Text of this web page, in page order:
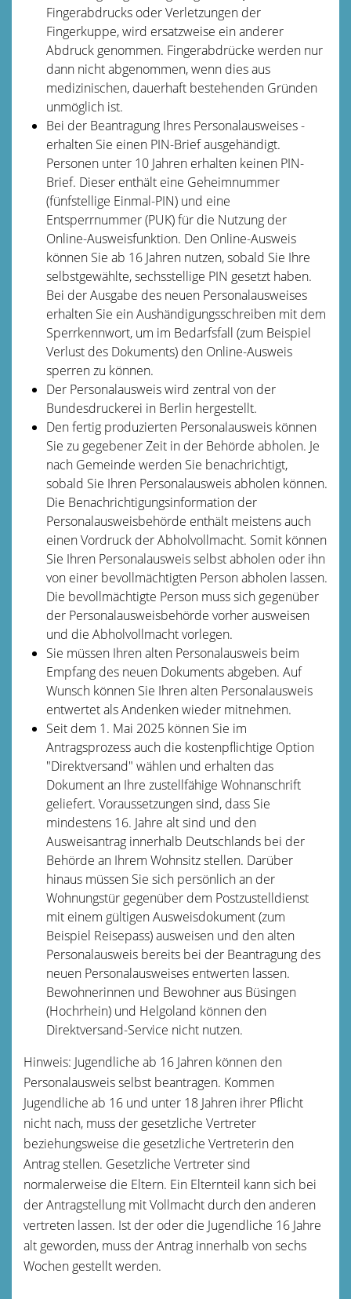
Fingerabdrucks oder Verletzungen der
Fingerkuppe, wird ersatzweise ein anderer
Abdruck genommen. Fingerabdrücke werden nur
dann nicht abgenommen, wenn dies aus
medizinischen, dauerhaft bestehenden Gründen
unmöglich ist.
Bei der Beantragung IhresPersonalausweises-
erhalten Sie einen PIN-Briefausgehändigt.
Personen unter 10 Jahren erhalten keinen PIN-
Brief. Dieser enthält eine Geheimnummer
(fünfstellige Einmal-PIN) und eine
Entsperrnummer (PUK)für die Nutzung der
Online-Ausweisfunktion. Den Online-Ausweis
können Sie ab 16 Jahren nutzen, sobald Sie Ihre
selbstgewählte, sechsstellige PIN gesetzt haben.
Bei der Ausgabe des neuen Personalausweises
erhalten Sie ein Aushändigungsschreiben mit dem
Sperrkennwort, um im Bedarfsfall (zum Beispiel
Verlust des Dokuments) den Online-Ausweis
sperren zu können.
Der Personalausweis wird zentral von der
Bundesdruckerei in Berlin hergestellt.
Den fertig produzierten Personalausweis können
Sie zu gegebener Zeit in der Behörde abholen. Je
nach Gemeinde werden Sie benachrichtigt,
sobald Sie Ihren Personalausweis abholen können.
Die Benachrichtigungsinformation der
Personalausweisbehörde enthält meistens auch
einen Vordruck der Abholvollmacht. Somit können
Sie Ihren Personalausweis selbst abholen oder ihn
von einer bevollmächtigten Person abholen lassen.
Die bevollmächtigte Person muss sich gegenüber
der Personalausweisbehörde vorher ausweisen
und die Abholvollmacht vorlegen.
Sie müssen Ihren alten Personalausweis beim
Empfang des neuen Dokuments abgeben. Auf
Wunsch können Sie Ihren alten Personalausweis
entwertet als Andenken wieder mitnehmen.
Seit dem 1. Mai 2025 können Sie im
Antragsprozess auch die kostenpflichtige Option
"Direktversand" wählen und erhalten das
Dokument an Ihre zustellfähige Wohnanschrift
geliefert. Voraussetzungen sind, dass Sie
mindestens 16. Jahre alt sind und den
Ausweisantrag innerhalb Deutschlands bei der
Behörde an Ihrem Wohnsitz stellen. Darüber
hinaus müssen Sie sich persönlich an der
Wohnungstür gegenüber dem Postzustelldienst
mit einem gültigen Ausweisdokument (zum
Beispiel Reisepass) ausweisen und den alten
Personalausweis bereits bei der Beantragung des
neuen Personalausweises entwerten lassen.
Bewohnerinnen und Bewohner aus Büsingen
(Hochrhein) und Helgoland können den
Direktversand-Service nicht nutzen.
Hinweis: Jugendliche ab 16 Jahren können den
Personalausweis selbst beantragen. Kommen
Jugendliche ab 16 und unter 18 Jahren ihrer Pflicht
nicht nach, muss der gesetzliche Vertreter
beziehungsweise die gesetzliche Vertreterin den
Antrag stellen. Gesetzliche Vertreter sind
normalerweise die Eltern. Ein Elternteil kann sich bei
der Antragstellung mit Vollmacht durch den anderen
vertreten lassen. Ist der oder die Jugendliche 16 Jahre
alt geworden, muss der Antrag innerhalb von sechs
Wochen gestellt werden.